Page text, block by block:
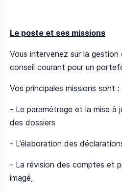
Le poste et ses missions
Vous intervenez sur la
conseil courant pour un
Vos principales missions sont :
- Le paramétrage et la mise à
des dossiers
- L’élaboration des
- La révision des comptes et
imagé,